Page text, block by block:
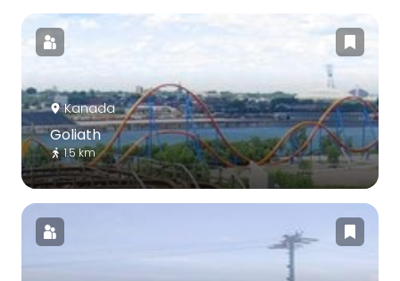
Kanada
Goliath
1.5 km